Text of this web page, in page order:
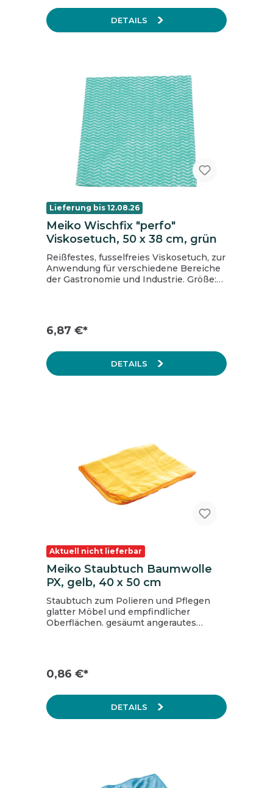
DETAILS
Lieferung bis 12.08.26
Meiko Wischfix "perfo"
Viskosetuch, 50 x 38 cm, grün
Reißfestes, fusselfreies Viskosetuch, zur
Anwendung für verschiedene Bereiche
der Gastronomie und Industrie. Größe:
6,87 €*
DETAILS
Aktuell nicht lieferbar
Meiko Staubtuch Baumwolle
PX, gelb, 40 x 50 cm
Staubtuch zum Polieren und Pflegen
glatter Möbel und empfindlicher
Oberflächen. gesäumt angerautes
0,86 €*
DETAILS